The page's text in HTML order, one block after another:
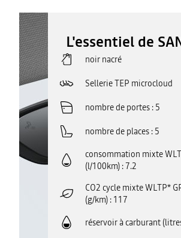
L'essentiel de
noir nacré
Sellerie TEP microcloud
nombre de portes 5
nombre de places 5
consommation mixte
(l/100km) 7.2
CO2 cycle mixte WLTP*
(g/km) 117
réservoir à carburant